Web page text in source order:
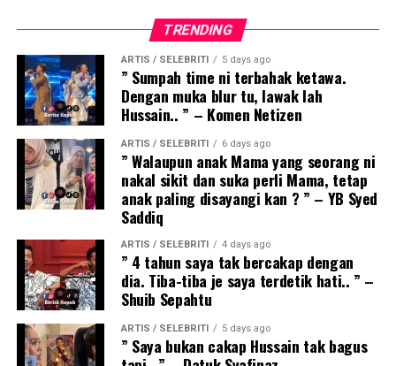
TRENDING
ARTIS / SELEBRITI 5 days ago
” Sumpah time ni terbahak ketawa.
Dengan muka blur tu, lawak lah
Hussain.. ” – Komen Netizen
ARTIS / SELEBRITI 6 days ago
” Walaupun anak Mama yang seorang ni
nakal sikit dan suka perli Mama, tetap
anak paling disayangi kan ? ” – YB Syed
Saddiq
ARTIS / SELEBRITI 4 days ago
” 4 tahun saya tak bercakap dengan
dia. Tiba-tiba je saya terdetik hati.. ” –
Shuib Sepahtu
ARTIS / SELEBRITI 5 days ago
” Saya bukan cakap Hussain tak bagus